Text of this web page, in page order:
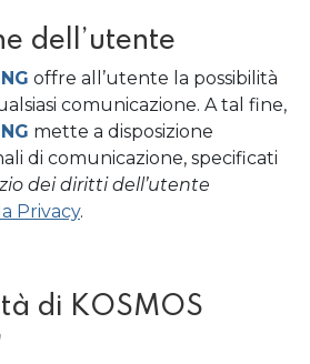
dell’utente
offre all’utente la possibilità
comunicazione. A tal fine,
mette a disposizione
di comunicazione, specificati
dei diritti dell’utente
Privacy.
di KOSMOS